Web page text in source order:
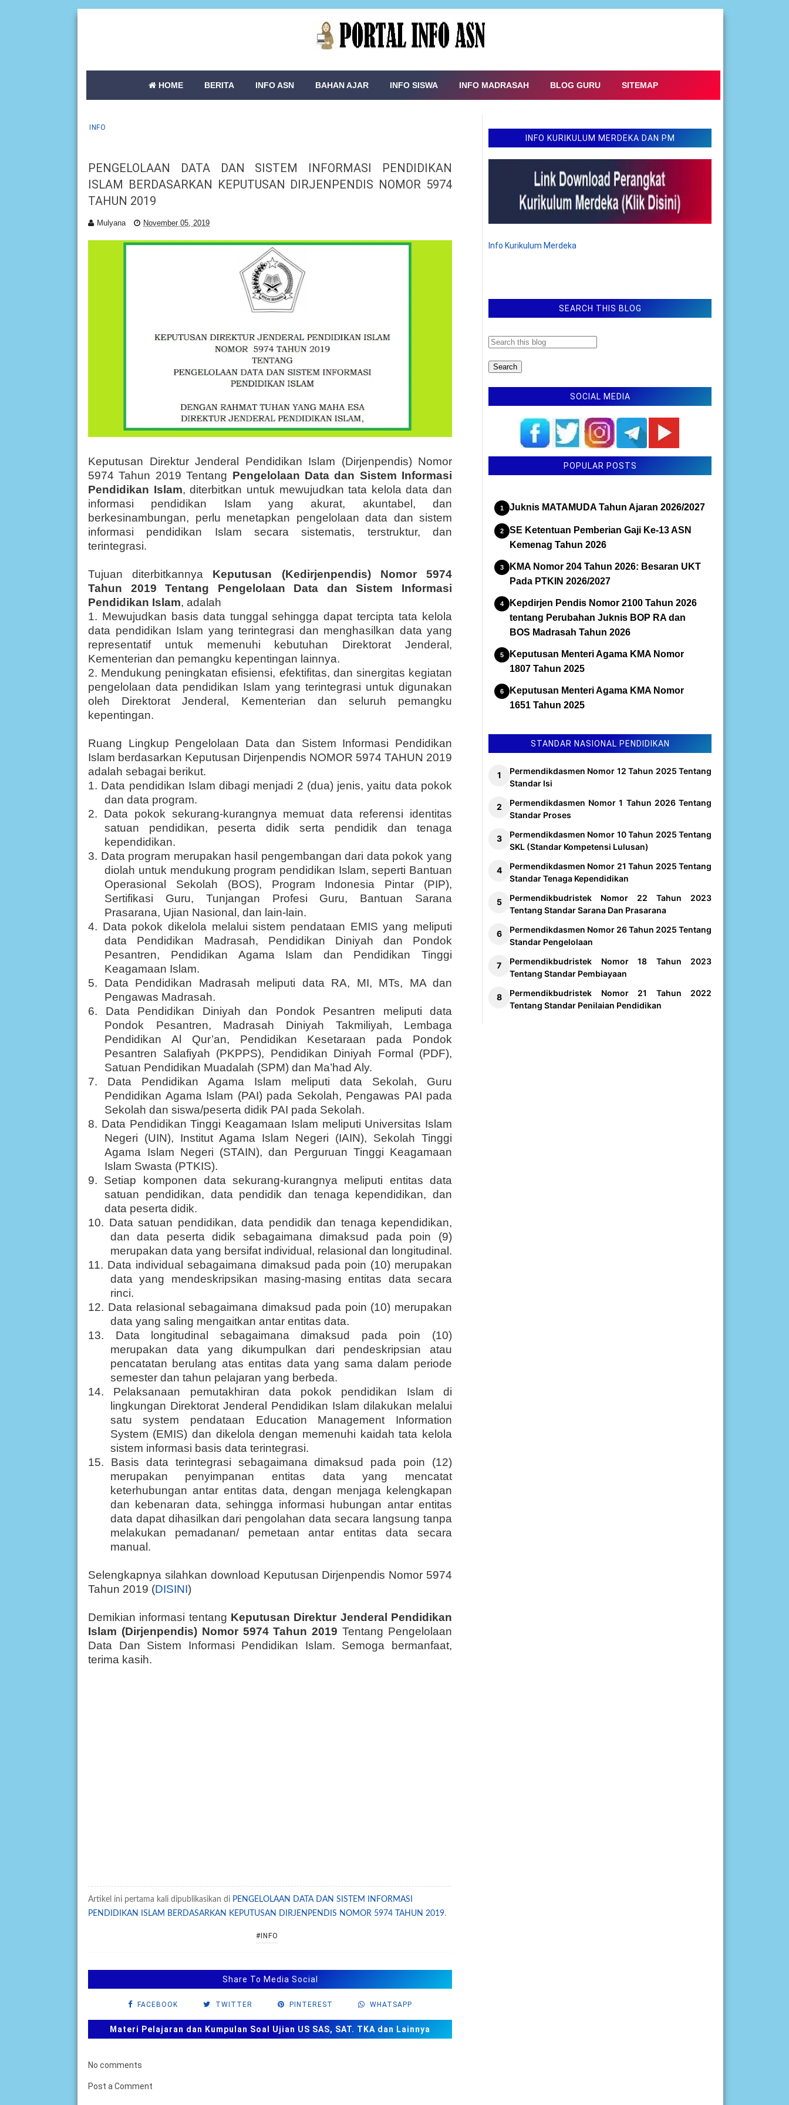
HOME BERITA INFO ASN BAHAN AJAR INFO SISWA INFO MADRASAH BLOG GURU SITEMAP
INFO
PENGELOLAAN DATA DAN SISTEM INFORMASI PENDIDIKAN
ISLAM BERDASARKAN KEPUTUSAN DIRJENPENDIS NOMOR 5974
TAHUN 2019
Mulyana November 05, 2019
Keputusan Direktur Jenderal Pendidikan Islam (Dirjenpendis) Nomor
5974 Tahun 2019 Tentang Pengelolaan Data dan Sistem Informasi
Pendidikan Islam, diterbitkan untuk mewujudkan tata kelola data dan
informasi pendidikan Islam yang akurat, akuntabel, dan
berkesinambungan, perlu menetapkan pengelolaan data dan sistem
informasi pendidikan Islam secara sistematis, terstruktur, dan
terintegrasi.
Tujuan diterbitkannya Keputusan (Kedirjenpendis) Nomor 5974
Tahun 2019 Tentang Pengelolaan Data dan Sistem Informasi
Pendidikan Islam, adalah
1. Mewujudkan basis data tunggal sehingga dapat tercipta tata kelola
data pendidikan Islam yang terintegrasi dan menghasilkan data yang
representatif untuk memenuhi kebutuhan Direktorat Jenderal,
Kementerian dan pemangku kepentingan lainnya.
2. Mendukung peningkatan efisiensi, efektifitas, dan sinergitas kegiatan
pengelolaan data pendidikan Islam yang terintegrasi untuk digunakan
oleh Direktorat Jenderal, Kementerian dan seluruh pemangku
kepentingan.
Ruang Lingkup Pengelolaan Data dan Sistem Informasi Pendidikan
Islam berdasarkan Keputusan Dirjenpendis NOMOR 5974 TAHUN 2019
adalah sebagai berikut.
1. Data pendidikan Islam dibagi menjadi 2 (dua) jenis, yaitu data pokok
dan data program.
2. Data pokok sekurang-kurangnya memuat data referensi identitas
satuan pendidikan, peserta didik serta pendidik dan tenaga
kependidikan.
3. Data program merupakan hasil pengembangan dari data pokok yang
diolah untuk mendukung program pendidikan Islam, seperti Bantuan
Operasional Sekolah (BOS), Program Indonesia Pintar (PIP),
Sertifikasi Guru, Tunjangan Profesi Guru, Bantuan Sarana
Prasarana, Ujian Nasional, dan lain-lain.
4. Data pokok dikelola melalui sistem pendataan EMIS yang meliputi
data Pendidikan Madrasah, Pendidikan Diniyah dan Pondok
Pesantren, Pendidikan Agama Islam dan Pendidikan Tinggi
Keagamaan Islam.
5. Data Pendidikan Madrasah meliputi data RA, MI, MTs, MA dan
Pengawas Madrasah.
6. Data Pendidikan Diniyah dan Pondok Pesantren meliputi data
Pondok Pesantren, Madrasah Diniyah Takmiliyah, Lembaga
Pendidikan Al Qur’an, Pendidikan Kesetaraan pada Pondok
Pesantren Salafiyah (PKPPS), Pendidikan Diniyah Formal (PDF),
Satuan Pendidikan Muadalah (SPM) dan Ma’had Aly.
7. Data Pendidikan Agama Islam meliputi data Sekolah, Guru
Pendidikan Agama Islam (PAI) pada Sekolah, Pengawas PAI pada
Sekolah dan siswa/peserta didik PAI pada Sekolah.
8. Data Pendidikan Tinggi Keagamaan Islam meliputi Universitas Islam
Negeri (UIN), Institut Agama Islam Negeri (IAIN), Sekolah Tinggi
Agama Islam Negeri (STAIN), dan Perguruan Tinggi Keagamaan
Islam Swasta (PTKIS).
9. Setiap komponen data sekurang-kurangnya meliputi entitas data
satuan pendidikan, data pendidik dan tenaga kependidikan, dan
data peserta didik.
10. Data satuan pendidikan, data pendidik dan tenaga kependidikan,
dan data peserta didik sebagaimana dimaksud pada poin (9)
merupakan data yang bersifat individual, relasional dan longitudinal.
11. Data individual sebagaimana dimaksud pada poin (10) merupakan
data yang mendeskripsikan masing-masing entitas data secara
rinci.
12. Data relasional sebagaimana dimaksud pada poin (10) merupakan
data yang saling mengaitkan antar entitas data.
13. Data longitudinal sebagaimana dimaksud pada poin (10)
merupakan data yang dikumpulkan dari pendeskripsian atau
pencatatan berulang atas entitas data yang sama dalam periode
semester dan tahun pelajaran yang berbeda.
14. Pelaksanaan pemutakhiran data pokok pendidikan Islam di
lingkungan Direktorat Jenderal Pendidikan Islam dilakukan melalui
satu system pendataan Education Management Information
System (EMIS) dan dikelola dengan memenuhi kaidah tata kelola
sistem informasi basis data terintegrasi.
15. Basis data terintegrasi sebagaimana dimaksud pada poin (12)
merupakan penyimpanan entitas data yang mencatat
keterhubungan antar entitas data, dengan menjaga kelengkapan
dan kebenaran data, sehingga informasi hubungan antar entitas
data dapat dihasilkan dari pengolahan data secara langsung tanpa
melakukan pemadanan/ pemetaan antar entitas data secara
manual.
Selengkapnya silahkan download Keputusan Dirjenpendis Nomor 5974
Tahun 2019 (DISINI)
Demikian informasi tentang Keputusan Direktur Jenderal Pendidikan
Islam (Dirjenpendis) Nomor 5974 Tahun 2019 Tentang Pengelolaan
Data Dan Sistem Informasi Pendidikan Islam. Semoga bermanfaat,
terima kasih.
Artikel ini pertama kali dipublikasikan di PENGELOLAAN DATA DAN SISTEM INFORMASI
PENDIDIKAN ISLAM BERDASARKAN KEPUTUSAN DIRJENPENDIS NOMOR 5974 TAHUN 2019.
#INFO
Share To Media Social
FACEBOOK TWITTER PINTEREST WHATSAPP
Materi Pelajaran dan Kumpulan Soal Ujian US SAS, SAT. TKA dan Lainnya
No comments
Post a Comment
INFO KURIKULUM MERDEKA DAN PM
Info Kurikulum Merdeka
SEARCH THIS BLOG
SOCIAL MEDIA
POPULAR POSTS
Juknis MATAMUDA Tahun Ajaran 2026/2027
SE Ketentuan Pemberian Gaji Ke-13 ASN
Kemenag Tahun 2026
KMA Nomor 204 Tahun 2026: Besaran UKT
Pada PTKIN 2026/2027
Kepdirjen Pendis Nomor 2100 Tahun 2026
tentang Perubahan Juknis BOP RA dan
BOS Madrasah Tahun 2026
Keputusan Menteri Agama KMA Nomor
1807 Tahun 2025
Keputusan Menteri Agama KMA Nomor
1651 Tahun 2025
STANDAR NASIONAL PENDIDIKAN
Permendikdasmen Nomor 12 Tahun 2025 Tentang
Standar Isi
Permendikdasmen Nomor 1 Tahun 2026 Tentang
Standar Proses
Permendikdasmen Nomor 10 Tahun 2025 Tentang
SKL (Standar Kompetensi Lulusan)
Permendikdasmen Nomor 21 Tahun 2025 Tentang
Standar Tenaga Kependidikan
Permendikbudristek Nomor 22 Tahun 2023
Tentang Standar Sarana Dan Prasarana
Permendikdasmen Nomor 26 Tahun 2025 Tentang
Standar Pengelolaan
Permendikbudristek Nomor 18 Tahun 2023
Tentang Standar Pembiayaan
Permendikbudristek Nomor 21 Tahun 2022
Tentang Standar Penilaian Pendidikan